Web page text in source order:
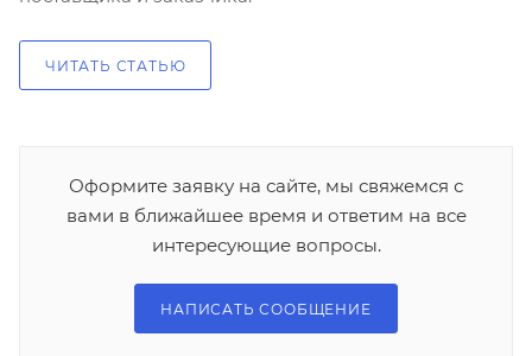
ЧИТАТЬ СТАТЬЮ
Оформите заявку на сайте, мы свяжемся с
вами в ближайшее время и ответим на все
интересующие вопросы.
НАПИСАТЬ СООБЩЕНИЕ